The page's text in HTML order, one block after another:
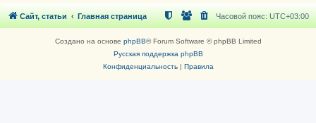
Сайт, статьи Главная страница Часовой пояс: UTC+03:00
Создано на основе phpBB® Forum Software © phpBB Limited
Русская поддержка phpBB
Конфиденциальность| Правила